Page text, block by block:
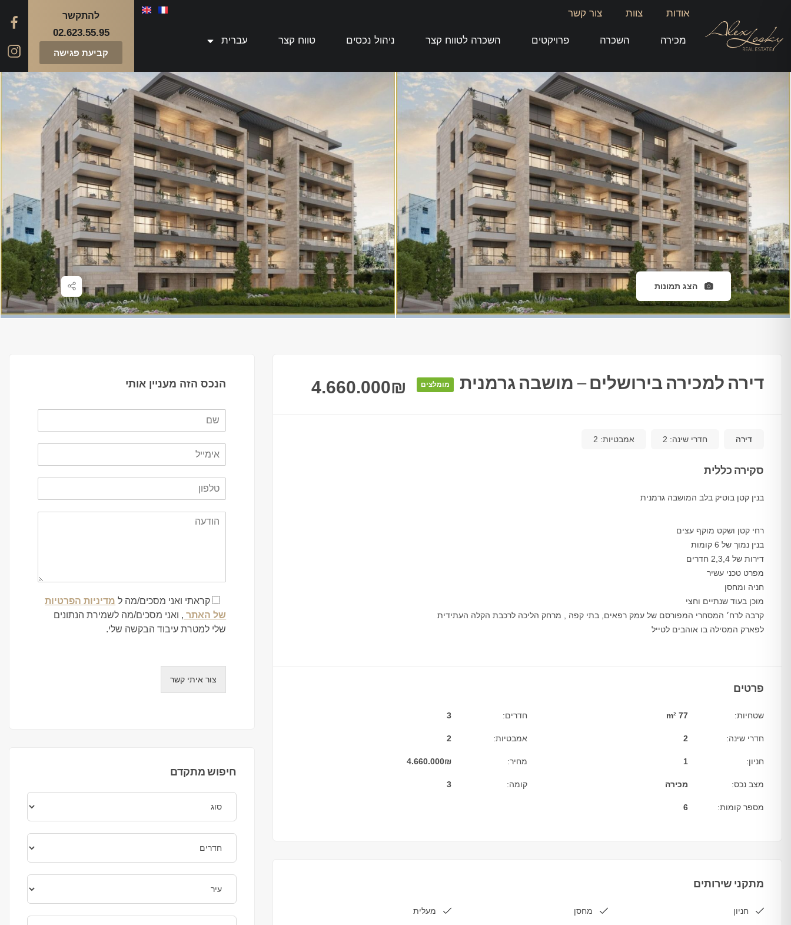
אודות צוות צור קשר
מכירה השכרה פרויקטים השכרה לטווח קצר ניהול נכסים טווח קצר עברית
להתקשר
02.623.55.95
קביעת פגישה
הצג תמונות
דירה למכירה בירושלים – מושבה גרמנית מומלצים 4.660.000₪
דירה חדרי שינה: 2 אמבטיות: 2
סקירה כללית
בנין קטן בוטיק בלב המושבה גרמנית
רחי קטן ושקט מוקף עצים
בנין נמוך של 6 קומות
דירות של 2,3,4 חדרים
מפרט טכני עשיר
חניה ומחסן
מוכן בעוד שנתיים וחצי
קרבה לרח׳ המסחרי המפורסם של עמק רפאים, בתי קפה , מרחק הליכה לרכבת הקלה העתידית
לפארק המסילה בו אוהבים לטייל
פרטים
שטחיות: 77 m² חדרים: 3
חדרי שינה: 2 אמבטיות: 2
חניון: 1 מחיר: 4.660.000₪
מצב נכס: מכירה קומה: 3
מספר קומות: 6
מתקני שירותים
חניון מחסן מעלית
הנכס הזה מעניין אותי
קראתי ואני מסכים/מה ל מדיניות הפרטיות
של האתר , ואני מסכים/מה לשמירת הנתונים
שלי למטרת עיבוד הבקשה שלי.
צור איתי קשר
חיפוש מתקדם